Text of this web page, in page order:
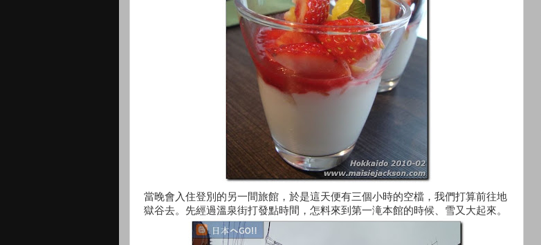
當晚會入住登別的另一間旅館，於是這天便有三個小時的空檔，我們打算前往地
獄谷去。先經過溫泉街打發點時間，怎料來到第一滝本館的時候、雪又大起來。